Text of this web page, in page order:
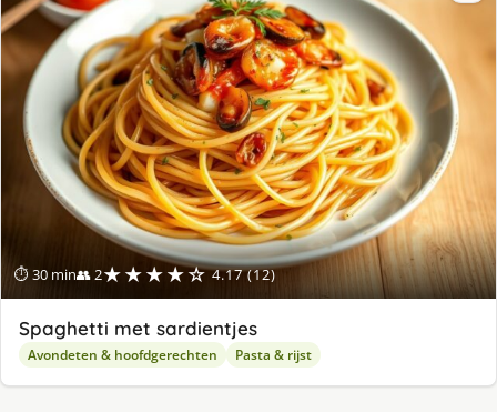
⏱ 30 min👥 2★★★★☆ 4.17 (12)
Spaghetti met sardientjes
Avondeten & hoofdgerechten Pasta & rijst